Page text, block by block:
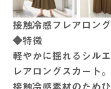
接触冷感フレアロン
◆特徴
軽やかに揺れるシル
レアロングスカート。
接触冷感素材のため